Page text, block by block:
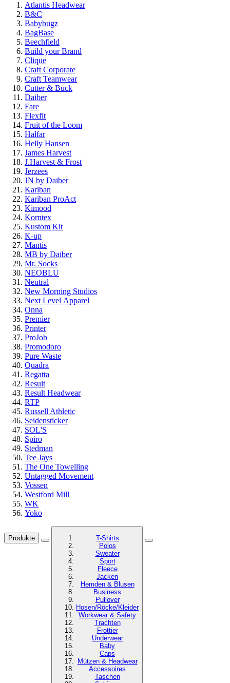
Atlantis Headwear
B&C
Babybugz
BagBase
Beechfield
Build your Brand
Clique
Craft Corporate
Craft Teamwear
Cutter & Buck
Daiber
Fare
Flexfit
Fruit of the Loom
Halfar
Helly Hansen
James Harvest
J.Harvest & Frost
Jerzees
JN by Daiber
Kariban
Kariban ProAct
Kimood
Korntex
Kustom Kit
K-up
Mantis
MB by Daiber
Mr. Socks
NEOBLU
Neutral
New Morning Studios
Next Level Apparel
Onna
Premier
Printer
ProJob
Promodoro
Pure Waste
Quadra
Regatta
Result
Result Headwear
RTP
Russell Athletic
Seidensticker
SOL'S
Spiro
Stedman
Tee Jays
The One Towelling
Untagged Movement
Vossen
Westford Mill
WK
Yoko
Produkte
T-Shirts
Polos
Sweater
Sport
Fleece
Jacken
Hemden & Blusen
Business
Pullover
Hosen/Röcke/Kleider
Workwear & Safety
Trachten
Frottier
Underwear
Baby
Caps
Mützen & Headwear
Accessoires
Taschen